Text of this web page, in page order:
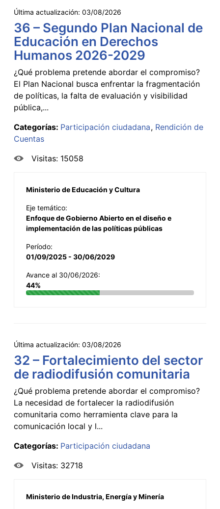
Última actualización: 03/08/2026
36 – Segundo Plan Nacional de
Educación en Derechos
Humanos 2026-2029
¿Qué problema pretende abordar el compromiso?
El Plan Nacional busca enfrentar la fragmentación
de políticas, la falta de evaluación y visibilidad
pública,...
Categorías: Participación ciudadana Rendición de
Cuentas
Visitas: 15058
Ministerio de Educación y Cultura
Eje temático:
Enfoque de Gobierno Abierto en el diseño e
implementación de las políticas públicas
Período:
01/09/2025 - 30/06/2029
Avance al 30/06/2026:
44%
Última actualización: 03/08/2026
32 – Fortalecimiento del sector
de radiodifusión comunitaria
¿Qué problema pretende abordar el compromiso?
La necesidad de fortalecer la radiodifusión
comunitaria como herramienta clave para la
comunicación local y l...
Categorías: Participación ciudadana
Visitas: 32718
Ministerio de Industria, Energía y Minería